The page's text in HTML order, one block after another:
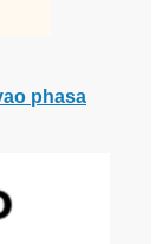
phasa